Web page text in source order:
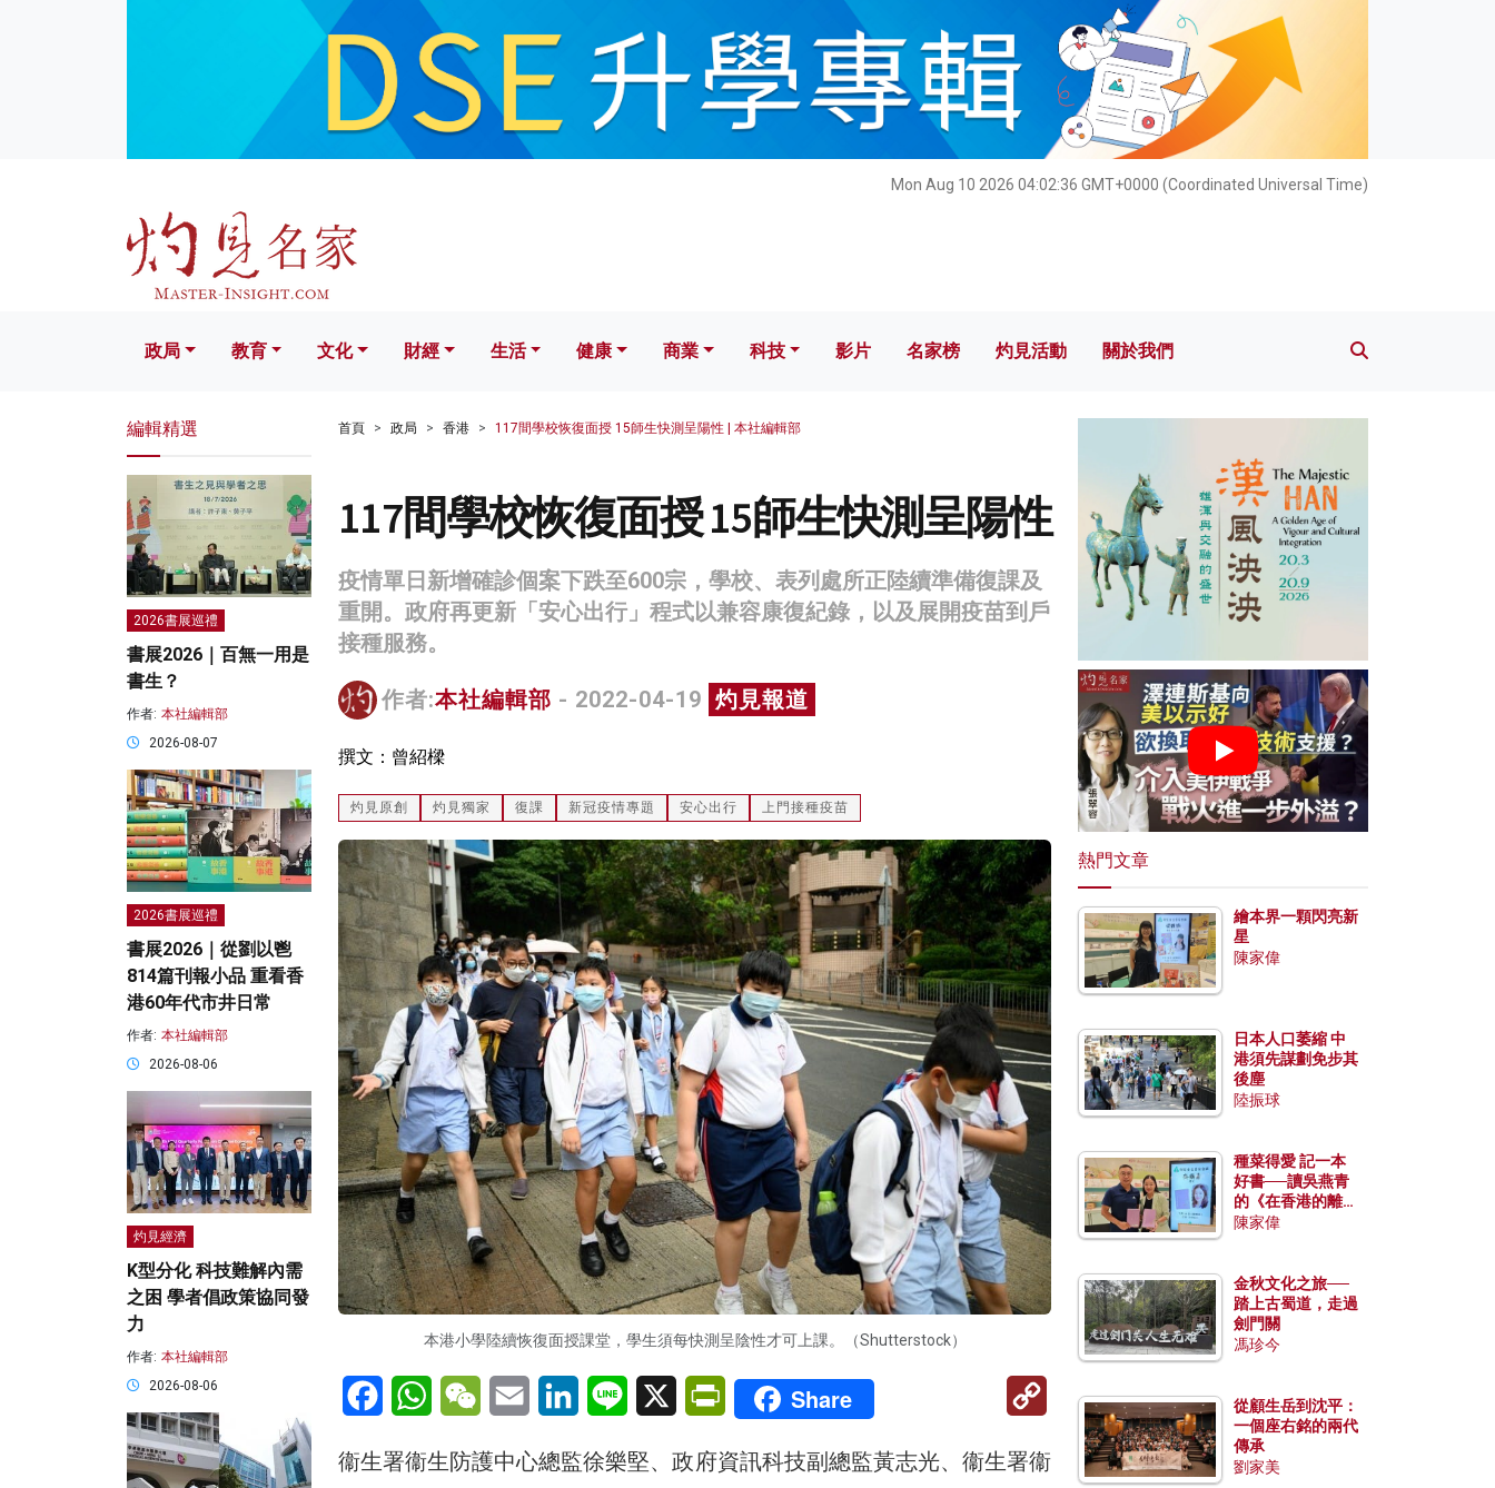
Mon Aug 10 2026 04:02:38 GMT+0000 (Coordinated Universal Time)
文化 財經 生活 健康 科技 影片 名家榜 灼見活動 關於我們
政局 教育 文化 財經 生活 健康 商業 科技 影片 名家榜 灼見活動 關於我們
首頁 政局 香港 117間學校恢復面授 15師生快測呈陽性 | 本社編輯部
117間學校恢復面授 15師生快測呈陽性
疫情單日新增確診個案下跌至600宗，學校、表列處所正陸續準備復課及
重開。政府再更新「安心出行」程式以兼容康復紀錄，以及展開疫苗到戶
接種服務。
作者:本社編輯部 - 2022-04-19 灼見報道
撰文：曾紹樑
灼見原創 灼見獨家 復課 新冠疫情專題 安心出行 上門接種疫苗
本港小學陸續恢復面授課堂，學生須每快測呈陰性才可上課。（Shutterstock）
FacebookWhatsAppWeChatEmail LinkedInLine X PrintFriendly
Share
Link
衞生署衞生防護中心總監徐樂堅、政府資訊科技副總監黃志光、衞生署衞
編輯精選
2026書展巡禮
書展2026｜百無一用是
書生？
作者: 本社編輯部
2026-08-07
2026書展巡禮
書展2026｜從劉以鬯
814篇刊報小品 重看香
港60年代市井日常
作者: 本社編輯部
2026-08-06
灼見經濟
K型分化 科技難解內需
之困 學者倡政策協同發
力
作者: 本社編輯部
2026-08-06
熱門文章
繪本界一顆閃亮新
星
陳家偉
日本人口萎縮 中
港須先謀劃免步其
後塵
陸振球
種菜得愛 記一本
好書──讀吳燕青
的《在香港的離島
種菜》
陳家偉
金秋文化之旅──
踏上古蜀道，走過
劍門關
馮珍今
從顧生岳到沈平：
一個座右銘的兩代
傳承
劉家美